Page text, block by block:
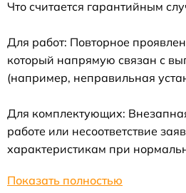
Что считается гарантийным
Для работ: Повторное
который напрямую связан с
(например, неправильная
Для комплектующих:
работе или несоответствие
характеристикам при
Показать полностью